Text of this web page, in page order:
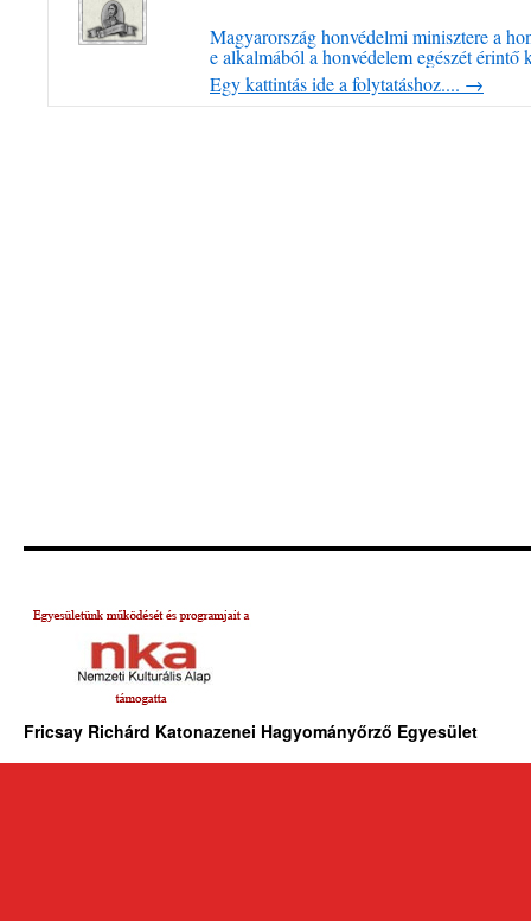
Magyarország honvédelmi minisztere a
e alkalmából a honvédelem egészét érintő
munkája – különösen a magas szintű
személyi állomány kiképzésének,
Egy kattintás ide a folytatáshoz.... →
Fricsay Richárd Katonazenei Hagyományőrző Egyesület